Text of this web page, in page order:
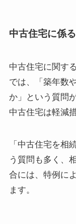
中古住宅に係
中古住宅に関す
では、「築年数
か」という質問
中古住宅は軽減
「中古住宅を相
う質問も多く、
合には、特例に
ます。